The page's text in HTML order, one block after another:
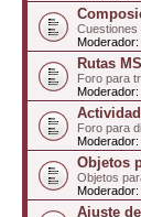
Moderador:
Rutas
Foro para
Moderador:
Foro para
Moderador:
Objetos
Objetos
Moderador:
Ajuste